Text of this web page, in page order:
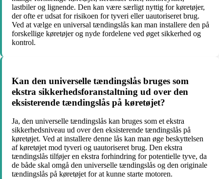
lastbiler og lignende. Den kan være særligt nyttig for køretøjer,
der ofte er udsat for risikoen for tyveri eller uautoriseret brug.
Ved at vælge en universal tændingslås kan man installere den på
forskellige køretøjer og nyde fordelene ved øget sikkerhed og
kontrol.
Kan den universelle tændingslås bruges som
ekstra sikkerhedsforanstaltning ud over den
eksisterende tændingslås på køretøjet?
Ja, den universelle tændingslås kan bruges som et ekstra
sikkerhedsniveau ud over den eksisterende tændingslås på
køretøjet. Ved at installere denne lås kan man øge beskyttelsen
af køretøjet mod tyveri og uautoriseret brug. Den ekstra
tændingslås tilføjer en ekstra forhindring for potentielle tyve, da
de både skal omgå den universelle tændingslås og den originale
tændingslås på køretøjet for at kunne starte motoren.